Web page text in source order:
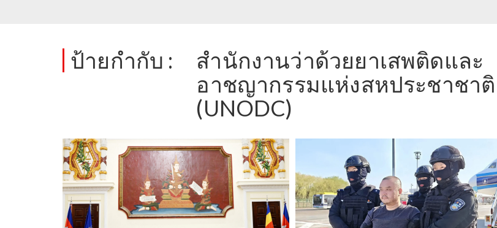
ป้ายกำกับ :
สำนักงานว่าด้วยยาเสพติดและ
อาชญากรรมแห่งสหประชาชาติ
(UNODC)